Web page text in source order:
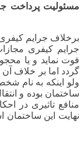
مسئولیت پرداخت جریمه های ماده
برخلاف جرایم
جرایم کیفری
فوت نماید و یا
ولو اینکه به نام
ساختمان بوده و
نهایت این